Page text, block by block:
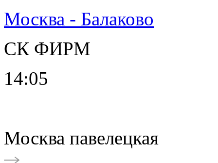
Москва - Балаково
СК ФИРМ
14:05
Москва павелецкая